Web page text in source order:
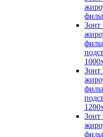
Зонт
Зонт
Зонт